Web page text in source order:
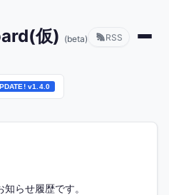
仮) (beta) RSS
v1.4.0
らせ履歴です。